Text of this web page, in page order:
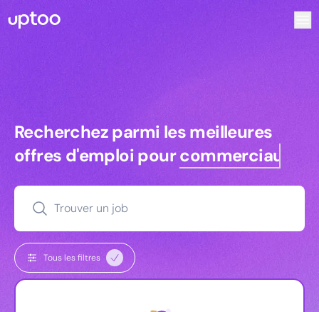
Recherchez parmi les meilleures
Recherchez parmi les meilleures
offres d'emploi pourcommerciaux
Trouver un job
Tous les filtres